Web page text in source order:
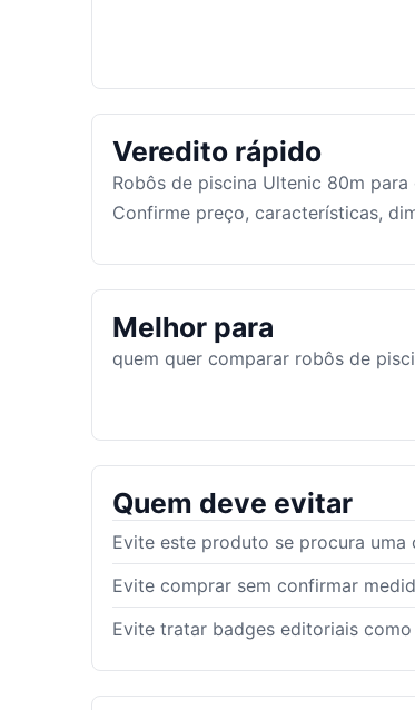
Veredito rápido
Robôs de piscina Ultenic 80m
Confirme preço, características,
Melhor para
quem quer comparar robôs de
Quem deve evitar
Evite este produto se procura
Evite comprar sem confirmar
Evite tratar badges editoriais